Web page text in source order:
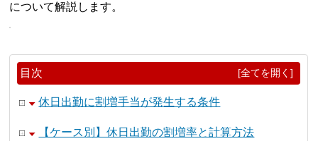
について解説します。
目次 [全てを開く]
休日出勤に割増手当が発生する条件
【ケース別】休日出勤の割増率と計算方法